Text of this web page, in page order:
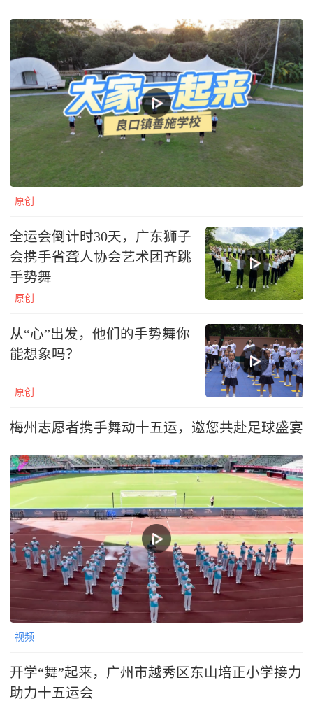
原创
全运会倒计时30天，广东狮子
会携手省聋人协会艺术团齐跳
手势舞
原创
从“心”出发，他们的手势舞你
能想象吗？
原创
梅州志愿者携手舞动十五运，邀您共赴足球盛宴
视频
开学“舞”起来，广州市越秀区东山培正小学接力
助力十五运会